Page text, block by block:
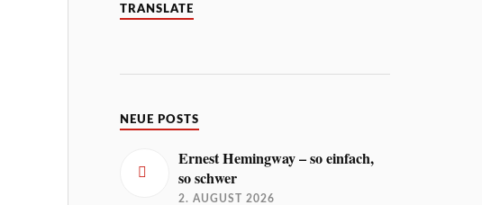
TRANSLATE
NEUE POSTS
Ernest Hemingway – so einfach,
so schwer
2. AUGUST 2026